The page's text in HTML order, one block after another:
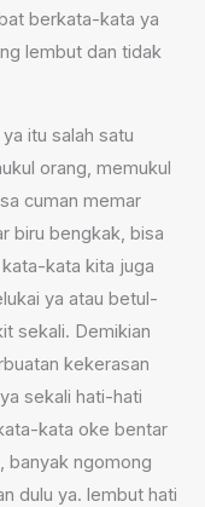
berkata-kata ya
lembut dan tidak
itu salah satu
orang, memukul
cuman memar
biru bengkak, bisa
kata kita juga
ya atau betul-
sekali. Demikian
kekerasan
sekali hati-hati
kata oke bentar
banyak ngomong
dulu ya. lembut hati